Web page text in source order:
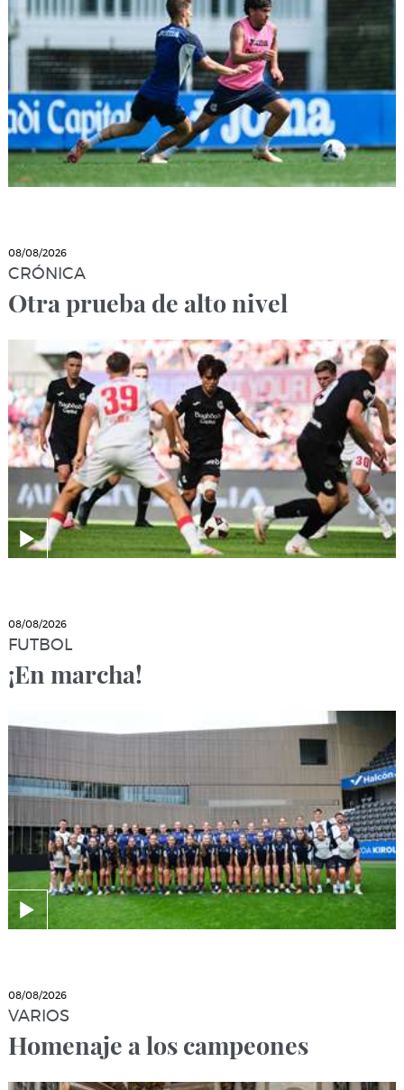
08/08/2026
CRÓNICA
Otra prueba de alto nivel
08/08/2026
FUTBOL
¡En marcha!
08/08/2026
VARIOS
Homenaje a los campeones